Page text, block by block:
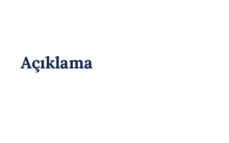
Açıklama